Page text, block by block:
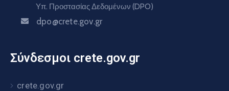
Υπ. Προστασίας Δεδομένων (DPO)
dpo@crete.gov.gr
Σύνδεσμοι crete.gov.gr
crete.gov.gr